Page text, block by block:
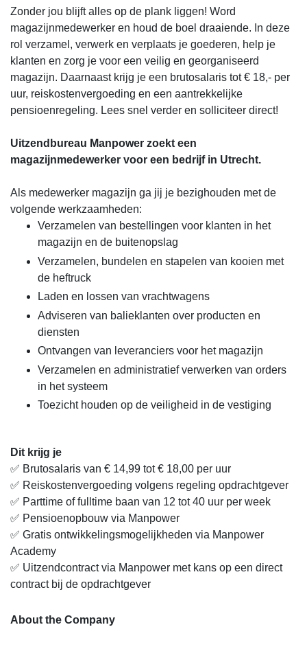
Zonder jou blijft alles op de plank liggen! Word
magazijnmedewerker en houd de boel draaiende. In deze
rol verzamel, verwerk en verplaats je goederen, help je
klanten en zorg je voor een veilig en georganiseerd
magazijn. Daarnaast krijg je een brutosalaris tot € 18,- per
uur, reiskostenvergoeding en een aantrekkelijke
pensioenregeling. Lees snel verder en solliciteer direct!
Uitzendbureau Manpower zoekt een
magazijnmedewerker voor een bedrijf in Utrecht.
Als medewerker magazijn ga jij je bezighouden met de
volgende werkzaamheden:
Verzamelen van bestellingen voor klanten in het
magazijn en de buitenopslag
Verzamelen, bundelen en stapelen van kooien met
de heftruck
Laden en lossen van vrachtwagens
Adviseren van balieklanten over producten en
diensten
Ontvangen van leveranciers voor het magazijn
Verzamelen en administratief verwerken van orders
in het systeem
Toezicht houden op de veiligheid in de vestiging
Dit krijg je
✅ Brutosalaris van € 14,99 tot € 18,00 per uur
✅ Reiskostenvergoeding volgens regeling opdrachtgever
✅ Parttime of fulltime baan van 12 tot 40 uur per week
✅ Pensioenopbouw via Manpower
✅ Gratis ontwikkelingsmogelijkheden via Manpower
Academy
✅ Uitzendcontract via Manpower met kans op een direct
contract bij de opdrachtgever
About the Company